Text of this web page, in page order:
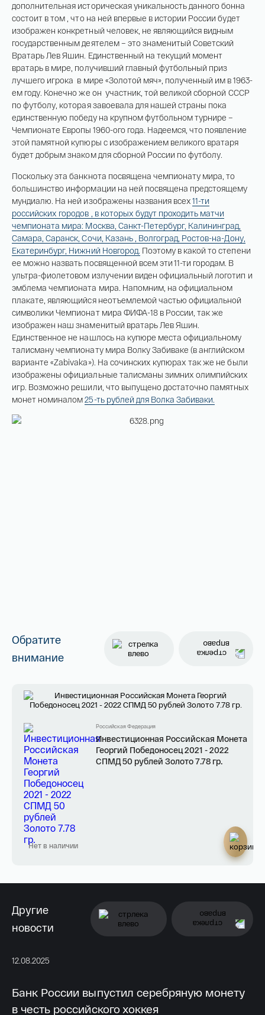
дополнительная историческая уникальность данного бонна
состоит в том , что на ней впервые в истории России будет
изображен конкретный человек, не являющийся видным
государственным деятелем – это знаменитый Советский
Вратарь Лев Яшин. Единственный на текущий момент
вратарь в мире, получивший главный футбольный приз
лучшего игрока в мире «Золотой мяч», полученный им в 1963-
ем году. Конечно же он участник, той великой сборной СССР
по футболу, которая завоевала для нашей страны пока
единственную победу на крупном футбольном турнире –
Чемпионате Европы 1960-ого года. Надеемся, что появление
этой памятной купюры с изображением великого вратаря
будет добрым знаком для сборной России по футболу.
Поскольку эта банкнота посвящена чемпионату мира, то
большинство информации на ней посвящена предстоящему
мундиалю. На ней изображены названия всех11-ти
российских городов , в которых будут проходить матчи
чемпионата мира: Москва, Санкт-Петербург, Калининград,
Самара, Саранск, Сочи, Казань , Волгоград, Ростов-на-Дону,
Екатеринбург, Нижний Новгород. Поэтому в какой то степени
ее можно назвать посвященной всем эти 11-ти городам. В
ультра-фиолетовом излучении виден официальный логотип и
эмблема чемпионата мира. Напомним, на официальном
плакате, являющийся неотъемлемой частью официальной
символики Чемпионат мира ФИФА-18 в России, так же
изображен наш знаменитый вратарь Лев Яшин.
Единственное не нашлось на купюре места официальному
талисману чемпионату мира Волку Забиваке (в английском
варианте «Zabivaka»). На сочинских купюрах так же не были
изображены официальные талисманы зимних олимпийских
игр. Возможно решили, что выпущено достаточно памятных
монет номиналом25-ть рублей для Волка Забиваки.
Обратите
внимание
Нет в наличии
Российская Федерация
Инвестиционная Российская Монета
Георгий Победоносец 2021 - 2022
СПМД 50 рублей Золото 7.78 гр.
Другие
новости
12.08.2025
Банк России выпустил серебряную монету
в честь российского хоккея
Георгий Победоносец золото 100 рублей
15,5 гр 2021
142 000 ₽
Телефон*
Я ознакомлен(а) с Правилами оформления
онлайн заявки и даю свое Согласие на
обработку персональных данных